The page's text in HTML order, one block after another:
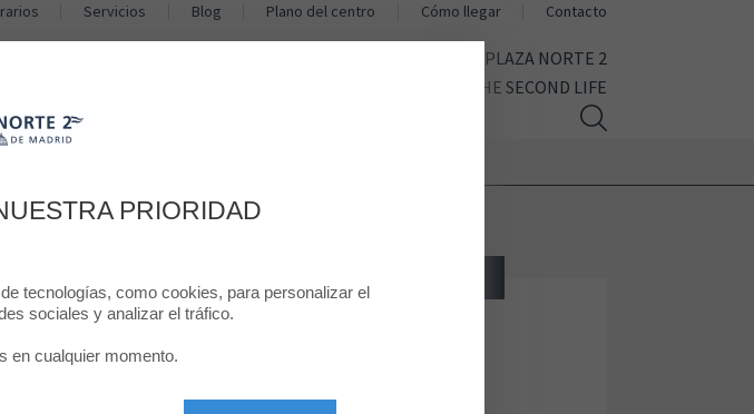
AHORA MISMO EN PLAZA NORTE 2
THE SECOND LIFE
Servicios Blog Plano del centro Cómo llegar Contacto
PRIORIDAD
tecnologías, como cookies, para personalizar el
sociales y analizar el tráfico.
en cualquier momento.